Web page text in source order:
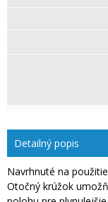
Detailný popis
Navrhnuté na použitie
Otočný krúžok